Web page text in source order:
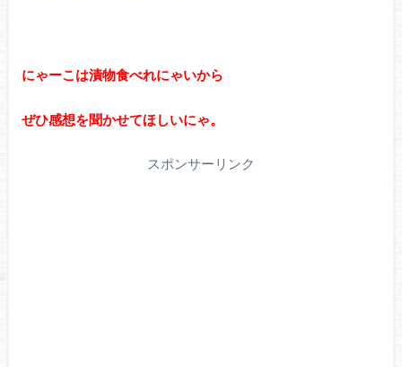
にゃーこは漬物食べれにゃいから
ぜひ感想を聞かせてほしいにゃ。
スポンサーリンク